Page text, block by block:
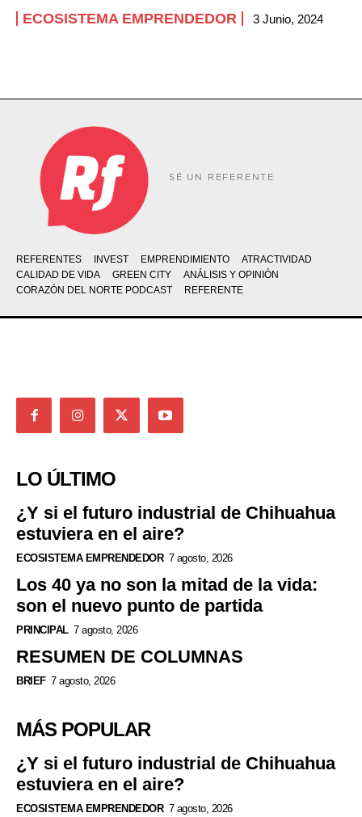
ECOSISTEMA EMPRENDEDOR 3 Junio, 2024
SÉ UN REFERENTE
REFERENTES INVEST EMPRENDIMIENTO
ATRACTIVIDAD
CALIDAD DE VIDA
GREEN CITY
ANÁLISIS Y OPINIÓN
CORAZÓN DEL NORTE PODCAST
REFERENTE
LO ÚLTIMO
¿Y si el futuro industrial de Chihuahua
estuviera en el aire?
ECOSISTEMA EMPRENDEDOR 7 agosto, 2026
Los 40 ya no son la mitad de la vida:
son el nuevo punto de partida
PRINCIPAL 7 agosto, 2026
RESUMEN DE COLUMNAS
BRIEF 7 agosto, 2026
MÁS POPULAR
¿Y si el futuro industrial de Chihuahua
estuviera en el aire?
ECOSISTEMA EMPRENDEDOR 7 agosto, 2026